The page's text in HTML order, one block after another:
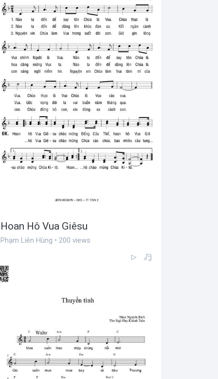
Hoan Hô Vua Giêsu
Phạm Liên Hùng • 200 views